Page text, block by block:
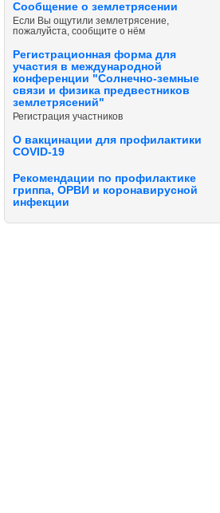
Сообщение о землетрясении
Если Вы ощутили землетрясение,
пожалуйста, сообщите о нём
Регистрационная форма для
участия в международной
конференции "Солнечно-земные
связи и физика предвестников
землетрясений"
Регистрация участников
О вакцинации для профилактики
COVID-19
Рекомендации по профилактике
гриппа, ОРВИ и коронавирусной
инфекции